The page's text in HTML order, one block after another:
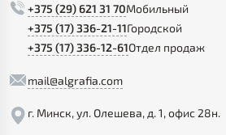
+375 (29) 621 31 70Мобильный
+375 (17) 336-21-11Городской
+375 (17) 336-12-61Отдел продаж
mail@algrafia.com
г. Минск, ул. Олешева, д. 1, офис 28н.